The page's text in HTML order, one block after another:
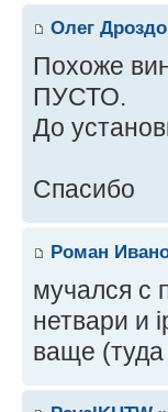
Олег
Похоже
ПУСТО.
До
Спасибо
Роман
мучался с
нетвари и
ваще (туда